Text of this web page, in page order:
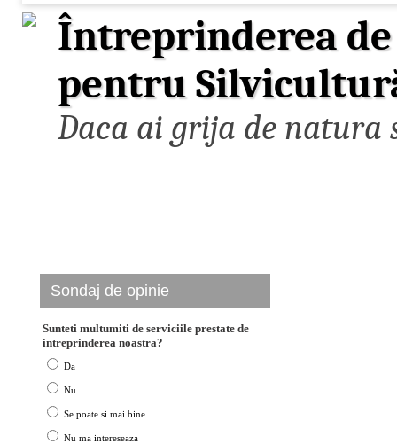
Întreprinderea
pentru
Daca ai grija de
Sondaj de opinie
Sunteti multumiti de serviciile prestate de
intreprinderea noastra?
Da
Nu
Se poate si mai bine
Nu ma intereseaza